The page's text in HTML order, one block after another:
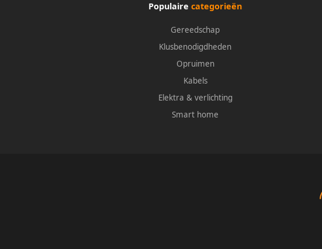
Populaire categorieën
Gereedschap
Klusbenodigdheden
Opruimen
Kabels
Elektra & verlichting
Smart home